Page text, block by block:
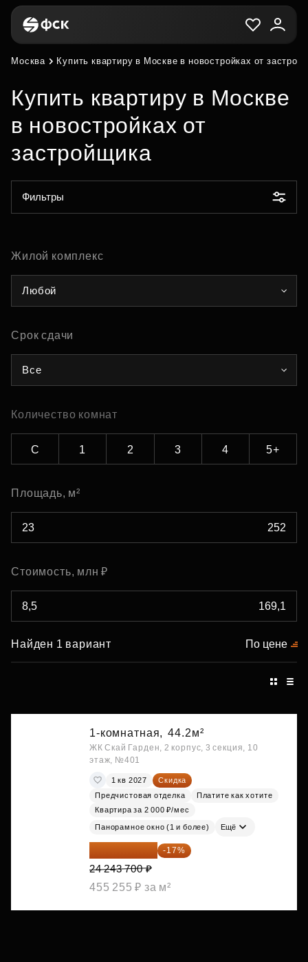
Москва Купить квартиру в Москве в новостройках от
Купить квартиру в Москве
в новостройках от
застройщика
Фильтры
Жилой комплекс
Любой
Срок сдачи
Все
Количество комнат
С 1 2 3 4 5+
Площадь, м²
Стоимость, млн ₽
Найден 1 вариант По цене
1-комнатная, 44.2м²
ЖК Скай Гарден, 2 корпус, 3 секция, 10
этаж, №401
1 кв 2027
Скидка
Предчистовая отделка
Платите как хотите
Квартира за 2 000 ₽/мес
Панорамное окно (1 и более) Ещё
20 122 271 ₽ -17%
24 243 700 ₽
455 255 ₽ за м²